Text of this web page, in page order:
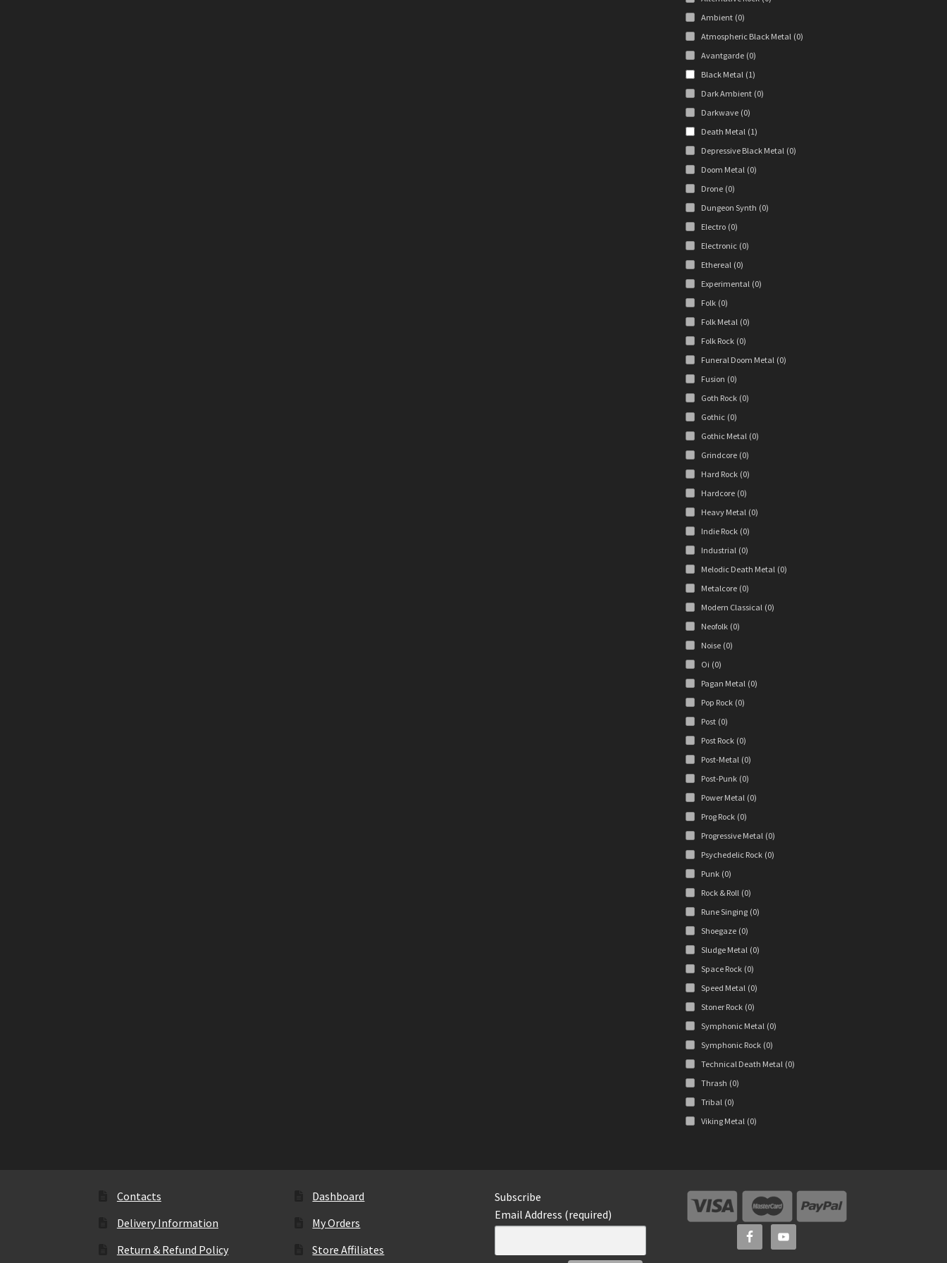
Ambient (0)
Atmospheric Black Metal (0)
Avantgarde (0)
Black Metal (1)
Dark Ambient (0)
Darkwave (0)
Death Metal (1)
Depressive Black Metal (0)
Doom Metal (0)
Drone (0)
Dungeon Synth (0)
Electro (0)
Electronic (0)
Ethereal (0)
Experimental (0)
Folk (0)
Folk Metal (0)
Folk Rock (0)
Funeral Doom Metal (0)
Fusion (0)
Goth Rock (0)
Gothic (0)
Gothic Metal (0)
Grindcore (0)
Hard Rock (0)
Hardcore (0)
Heavy Metal (0)
Indie Rock (0)
Industrial (0)
Melodic Death Metal (0)
Metalcore (0)
Modern Classical (0)
Neofolk (0)
Noise (0)
Oi (0)
Pagan Metal (0)
Pop Rock (0)
Post (0)
Post Rock (0)
Post-Metal (0)
Post-Punk (0)
Power Metal (0)
Prog Rock (0)
Progressive Metal (0)
Psychedelic Rock (0)
Punk (0)
Rock & Roll (0)
Rune Singing (0)
Shoegaze (0)
Sludge Metal (0)
Space Rock (0)
Speed Metal (0)
Stoner Rock (0)
Symphonic Metal (0)
Symphonic Rock (0)
Technical Death Metal (0)
Thrash (0)
Tribal (0)
Viking Metal (0)
Contacts
Delivery Information
Return & Refund Policy
Dashboard
My Orders
Store Affiliates
Subscribe
Email Address (required)